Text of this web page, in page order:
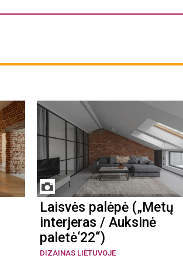
Laisvės palėpė („Metų
interjeras / Auksinė
paletė‘22“)
DIZAINAS LIETUVOJE